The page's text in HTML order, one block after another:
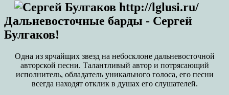
Дальневосточные барды - Сергей
Булгаков!
Одна из ярчайщих звезд на небосклоне дальневосточной
авторской песни. Талантливый автор и потрясающий
исполнитель, обладатель уникального голоса, его песни
всегда находят отклик в душах его слушателей.